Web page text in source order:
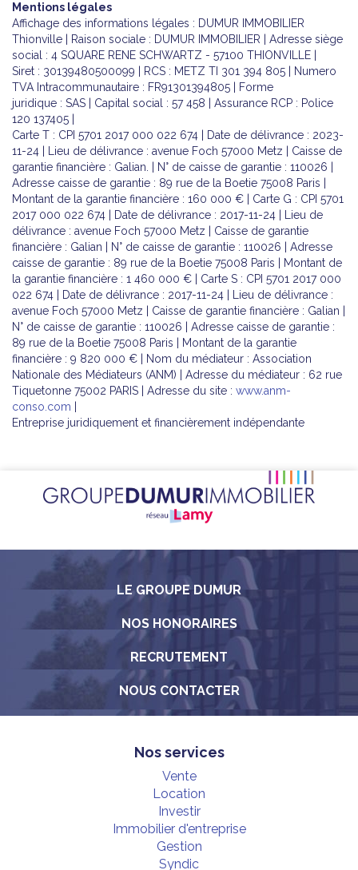
Mentions légales
Affichage des informations légales : DUMUR IMMOBILIER
Thionville | Raison sociale : DUMUR IMMOBILIER | Adresse siège
social : 4 SQUARE RENE SCHWARTZ - 57100 THIONVILLE |
Siret : 30139480500099 | RCS : METZ TI 301 394 805 | Numero
TVA Intracommunautaire : FR91301394805 | Forme
juridique : SAS | Capital social : 57 458 | Assurance RCP : Police
120 137405 |
Carte T : CPI 5701 2017 000 022 674 | Date de délivrance : 2023-
11-24 | Lieu de délivrance : avenue Foch 57000 Metz | Caisse de
garantie financière : Galian. | N° de caisse de garantie : 110026 |
Adresse caisse de garantie : 89 rue de la Boetie 75008 Paris |
Montant de la garantie financière : 160 000 € | Carte G : CPI 5701
2017 000 022 674 | Date de délivrance : 2017-11-24 | Lieu de
délivrance : avenue Foch 57000 Metz | Caisse de garantie
financière : Galian | N° de caisse de garantie : 110026 | Adresse
caisse de garantie : 89 rue de la Boetie 75008 Paris | Montant de
la garantie financière : 1 460 000 € | Carte S : CPI 5701 2017 000
022 674 | Date de délivrance : 2017-11-24 | Lieu de délivrance :
avenue Foch 57000 Metz | Caisse de garantie financière : Galian |
N° de caisse de garantie : 110026 | Adresse caisse de garantie :
89 rue de la Boetie 75008 Paris | Montant de la garantie
financière : 9 820 000 € | Nom du médiateur : Association
Nationale des Médiateurs (ANM) | Adresse du médiateur : 62 rue
Tiquetonne 75002 PARIS | Adresse du site : www.anm-
conso.com
Entreprise juridiquement et financièrement indépendante
LE GROUPE DUMUR
NOS HONORAIRES
RECRUTEMENT
NOUS CONTACTER
Nos services
Vente
Location
Investir
Immobilier d'entreprise
Gestion
Syndic